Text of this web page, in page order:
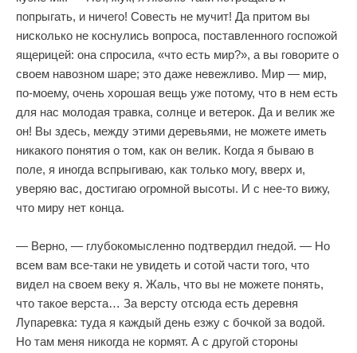
попрыгать, и ничего! Совесть не мучит! Да притом вы
нисколько не коснулись вопроса, поставленного госпожой
ящерицей: она спросила, «что есть мир?», а вы говорите о
своем навозном шаре; это даже невежливо. Мир — мир,
по-моему, очень хорошая вещь уже потому, что в нем есть
для нас молодая травка, солнце и ветерок. Да и велик же
он! Вы здесь, между этими деревьями, не можете иметь
никакого понятия о том, как он велик. Когда я бываю в
поле, я иногда вспрыгиваю, как только могу, вверх и,
уверяю вас, достигаю огромной высоты. И с нее-то вижу,
что миру нет конца.
— Верно, — глубокомысленно подтвердил гнедой. — Но
всем вам все-таки не увидеть и сотой части того, что
видел на своем веку я. Жаль, что вы не можете понять,
что такое верста… За версту отсюда есть деревня
Лупаревка: туда я каждый день езжу с бочкой за водой.
Но там меня никогда не кормят. А с другой стороны